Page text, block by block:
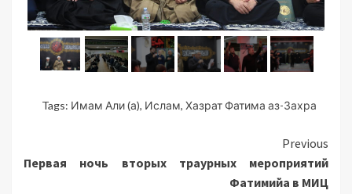
Tags: Имам Али (а), Ислам, Хазрат Фатима аз-Захра
Continue
Reading
Previous
Первая ночь вторых траурных мероприятий
Фатимийа в МИЦ